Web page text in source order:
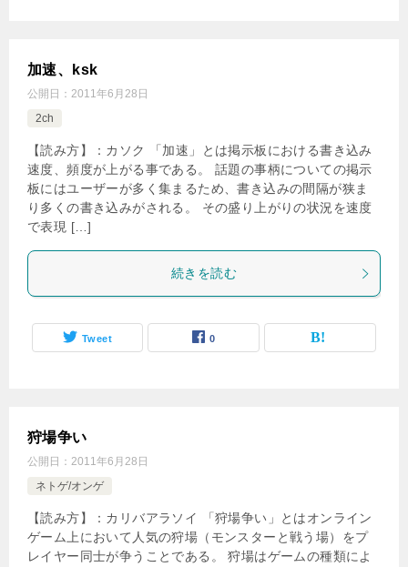
加速、ksk
公開日： 2011年6月28日
2ch
【読み方】：カソク 「加速」とは掲示板における書き込み
速度、頻度が上がる事である。 話題の事柄についての掲示
板にはユーザーが多く集まるため、書き込みの間隔が狭ま
り多くの書き込みがされる。 その盛り上がりの状況を速度
で表現 […]
続きを読む
Tweet 0
狩場争い
公開日： 2011年6月28日
ネトゲ/オンゲ
【読み方】：カリバアラソイ 「狩場争い」とはオンライン
ゲーム上において人気の狩場（モンスターと戦う場）をプ
レイヤー同士が争うことである。 狩場はゲームの種類によ